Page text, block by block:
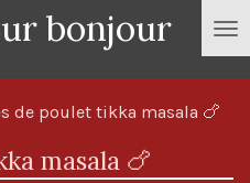
bonjour
de poulet tikka masala 🍗
masala 🍗